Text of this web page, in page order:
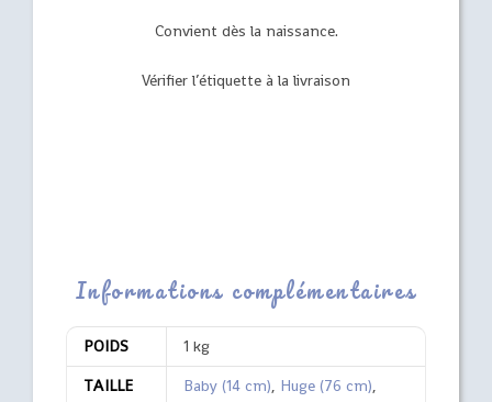
Convient dès la naissance.
Vérifier l’étiquette à la livraison
Informations complémentaires
POIDS
1 kg
TAILLE
Baby (14 cm), Huge (76 cm),